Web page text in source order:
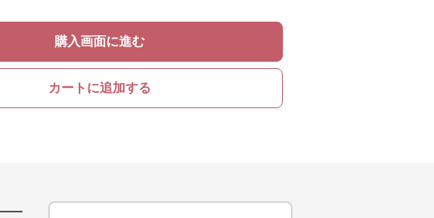
購入画面に進む
カートに追加する